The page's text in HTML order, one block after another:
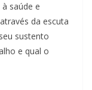
saúde e
da escuta
sustento
e qual o